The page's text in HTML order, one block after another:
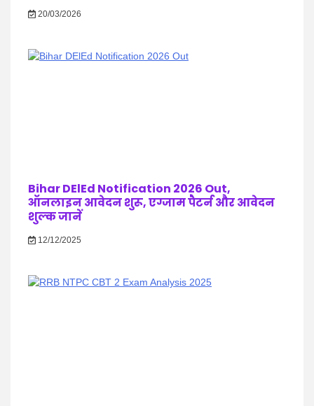
20/03/2026
Bihar DElEd Notification 2026 Out,
ऑनलाइन आवेदन शुरू, एग्जाम पैटर्न और आवेदन
शुल्क जानें
12/12/2025